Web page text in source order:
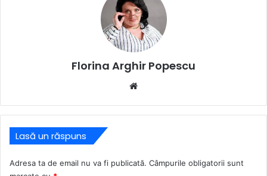
Florina Arghir Popescu
Lasă un răspuns
Adresa ta de email nu va fi publicată. Câmpurile obligatorii sunt